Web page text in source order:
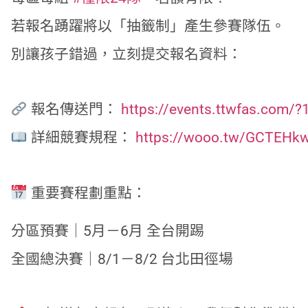
若報名踴躍將以「抽籤制」產生參賽隊伍。
別讓孩子錯過，立刻提交報名資料：
報名傳送門：
https://events.ttwfas.com/
詳細競賽規程：
https://wooo.tw/
重要賽程劃重點：
分區預賽｜5月－6月 全台開踢
全國總決賽｜8/1－8/2 台北田徑場